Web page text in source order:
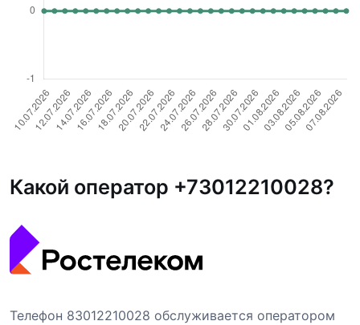
Какой оператор +73012210028?
Телефон 83012210028 обслуживается оператором